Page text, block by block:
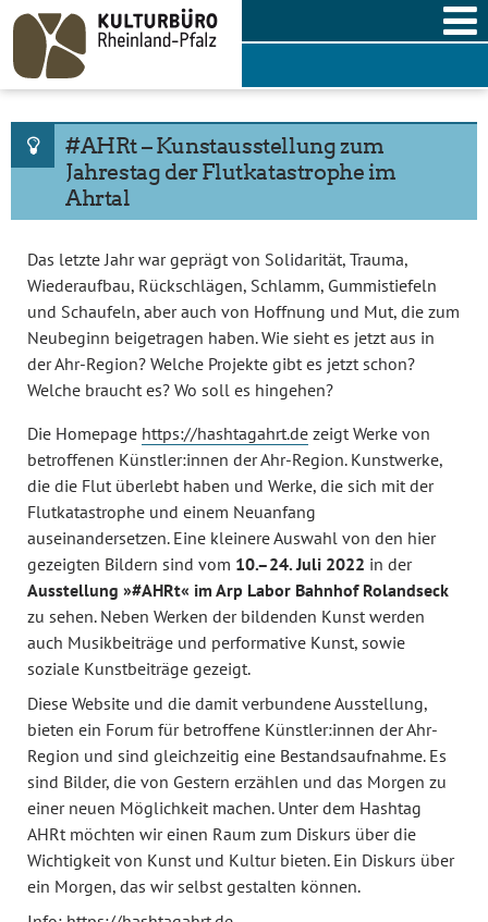
Skip
content
#AHRt – Kunstausstellung zum
Jahrestag der Flutkatastrophe im
Ahrtal
Das letzte Jahr war geprägt von Solidarität, Trauma,
Wiederaufbau, Rückschlägen, Schlamm, Gummistiefeln
und Schaufeln, aber auch von Hoffnung und Mut, die zum
Neubeginn beigetragen haben. Wie sieht es jetzt aus in
der Ahr-Region? Welche Projekte gibt es jetzt schon?
Welche braucht es? Wo soll es hingehen?
Die Homepage https://hashtagahrt.de zeigt Werke von
betroffenen Künstler:innen der Ahr-Region. Kunstwerke,
die die Flut überlebt haben und Werke, die sich mit der
Flutkatastrophe und einem Neuanfang
auseinandersetzen. Eine kleinere Auswahl von den hier
gezeigten Bildern sind vom 10.–24. Juli 2022 in der
Ausstellung »#AHRt« im Arp Labor Bahnhof Rolandseck
zu sehen. Neben Werken der bildenden Kunst werden
auch Musikbeiträge und performative Kunst, sowie
soziale Kunstbeiträge gezeigt.
Diese Website und die damit verbundene Ausstellung,
bieten ein Forum für betroffene Künstler:innen der Ahr-
Region und sind gleichzeitig eine Bestandsaufnahme. Es
sind Bilder, die von Gestern erzählen und das Morgen zu
einer neuen Möglichkeit machen. Unter dem Hashtag
AHRt möchten wir einen Raum zum Diskurs über die
Wichtigkeit von Kunst und Kultur bieten. Ein Diskurs über
ein Morgen, das wir selbst gestalten können.